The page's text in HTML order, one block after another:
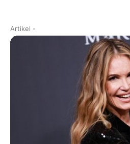
Artikel -